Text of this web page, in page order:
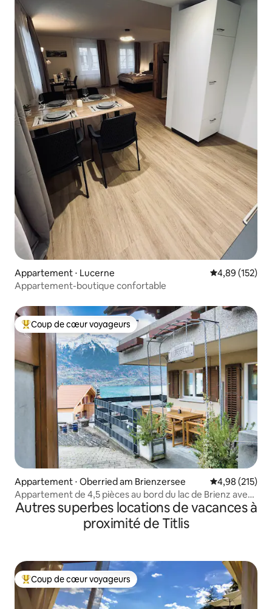
Appartement ⋅ Lucerne Évaluation
4,89 (152)
Appartement-boutique confortable
Coups de cœur voyageurs les plus appréciés
Coup de cœur voyageurs
Appartement ⋅ Oberried am Brienzersee Évaluation
4,98 (215)
Appartement de 4,5 pièces au bord du lac de Brienz avec
vue sur le lac
Autres superbes locations de vacances à
proximité de Titlis
Coups de cœur voyageurs les plus appréciés
Coup de cœur voyageurs